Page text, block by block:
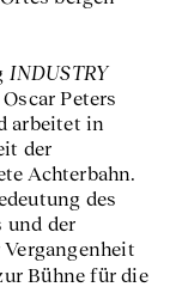
INDUSTRY
Peters
arbeitet in
der
Achterbahn.
des
und der
Bühne für die